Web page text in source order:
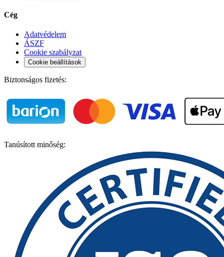
Cég
Adatvédelem
ÁSZF
Cookie szabályzat
Cookie beállítások
Biztonságos fizetés:
Tanúsított minőség: